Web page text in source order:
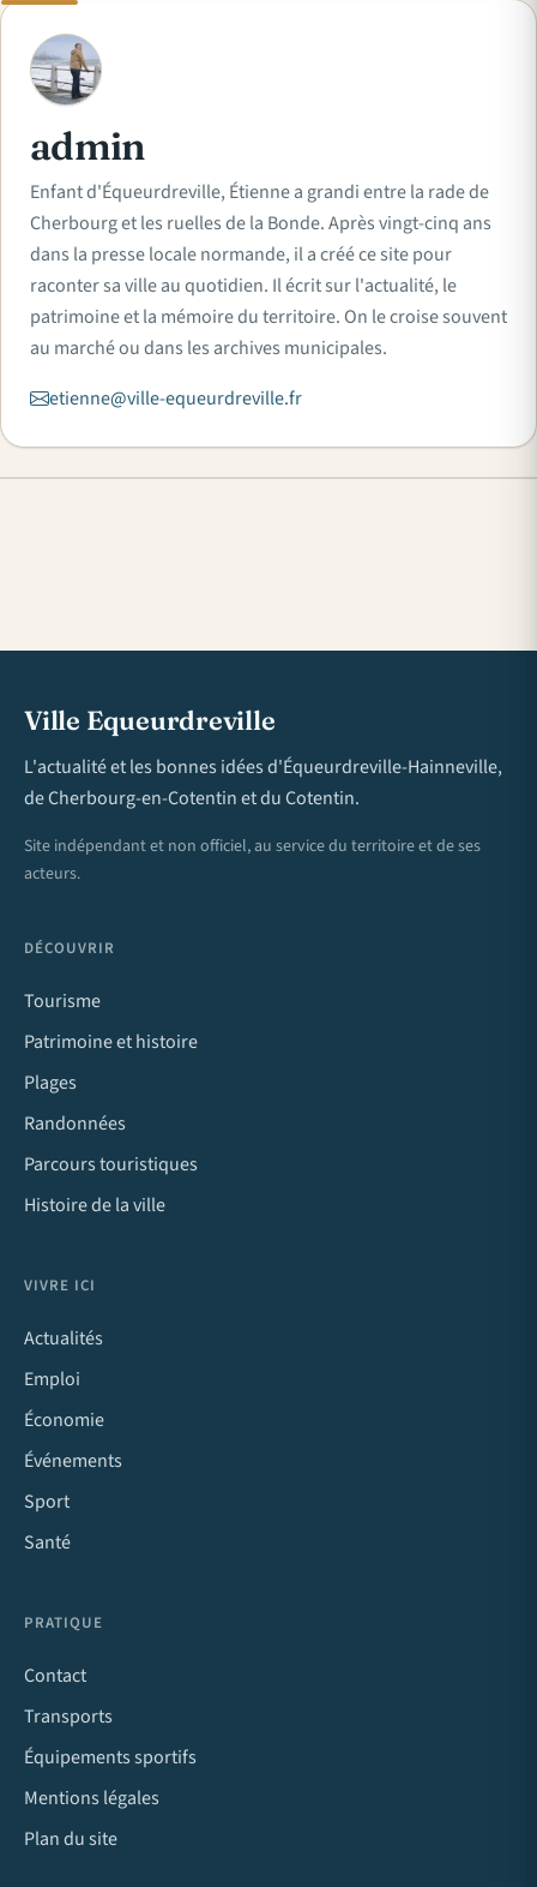
A
admin
Enfant d'Équeurdreville, Étienne a grandi entre la rade de
Cherbourg et les ruelles de la Bonde. Après vingt-cinq ans
dans la presse locale normande, il a créé ce site pour
raconter sa ville au quotidien. Il écrit sur l'actualité, le
patrimoine et la mémoire du territoire. On le croise souvent
au marché ou dans les archives municipales.
etienne@ville-equeurdreville.fr
Ville Equeurdreville
L'actualité et les bonnes idées d'Équeurdreville-Hainneville,
de Cherbourg-en-Cotentin et du Cotentin.
Site indépendant et non officiel, au service du territoire et de ses
acteurs.
DÉCOUVRIR
Tourisme
Patrimoine et histoire
Plages
Randonnées
Parcours touristiques
Histoire de la ville
VIVRE ICI
Actualités
Emploi
Économie
Événements
Sport
Santé
PRATIQUE
Contact
Transports
Équipements sportifs
Mentions légales
Plan du site